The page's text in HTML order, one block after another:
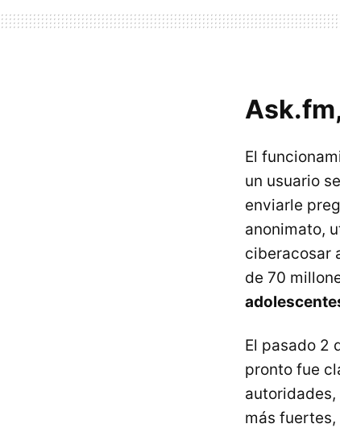
El
un usuario
enviarle
anonimato,
ciberacosar
de 70
El pasado 2
pronto fue
más